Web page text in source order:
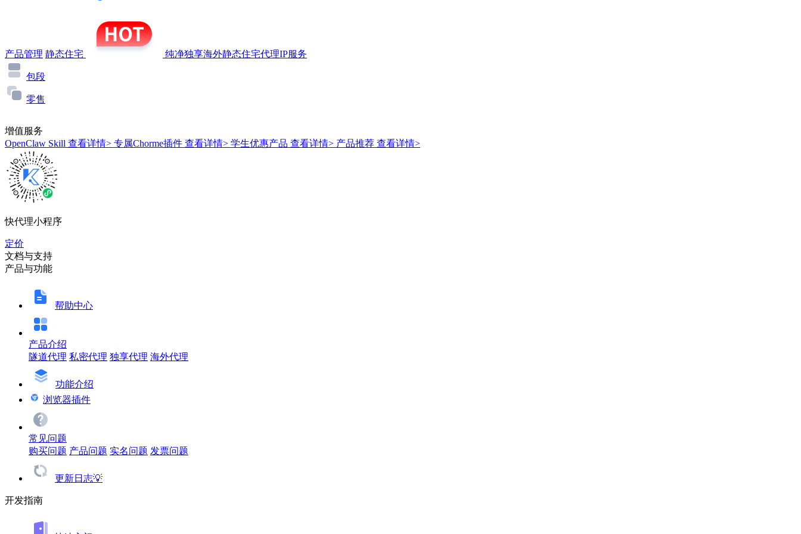
产品管理 静态住宅 纯净独享海外静态住宅代理IP服务
包段
零售
增值服务
OpenClaw Skill 查看详情> 专属Chorme插件 查看详情> 学生优惠产品 查看详情> 产品推荐 查看详情>
快代理小程序
定价
文档与支持
产品与功能
帮助中心
产品介绍
隧道代理 私密代理 独享代理 海外代理
功能介绍
浏览器插件
常见问题
购买问题 产品问题 实名问题 发票问题
更新日志💡
开发指南